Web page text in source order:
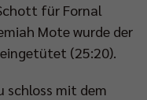
für Fornal
Mote wurde der
(25:20).
schloss mit dem